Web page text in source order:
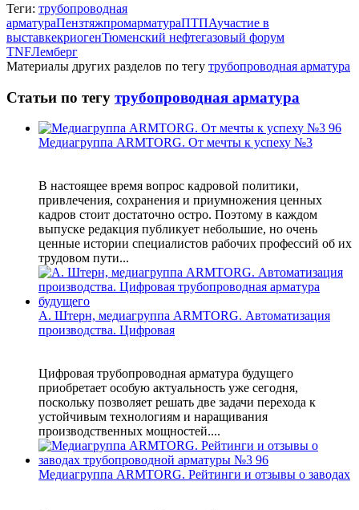
Теги: трубопроводная
арматураПензтяжпромарматураПТПАучастие в
выставкекриогенТюменский нефтегазовый форум
TNFЛемберг
Материалы других разделов по тегу трубопроводная арматура
Статьи по тегу трубопроводная арматура
Медиагруппа ARMTORG. От мечты к успеху №3
В настоящее время вопрос кадровой политики,
привлечения, сохранения и приумножения ценных
кадров стоит достаточно остро. Поэтому в каждом
выпуске редакция публикует небольшие, но очень
ценные истории специалистов рабочих профессий об их
трудовом пути...
А. Штерн, медиагруппа ARMTORG. Автоматизация
производства. Цифровая
Цифровая трубопроводная арматура будущего
приобретает особую актуальность уже сегодня,
поскольку позволяет решать две задачи перехода к
устойчивым технологиям и наращивания
производственных мощностей....
Медиагруппа ARMTORG. Рейтинги и отзывы о заводах